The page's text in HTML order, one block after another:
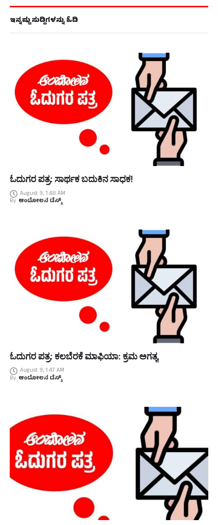
ಇನ್ನಷ್ಟು ಸುದ್ದಿಗಳನ್ನು ಓದಿ
ಓದುಗರ ಪತ್ರ: ಸಾರ್ಥಕ ಬದುಕಿನ ಸಾಧಕ!
August 9, 1:48 AM
By ಆಂದೋಲನ ಡೆಸ್ಕ್
ಓದುಗರ ಪತ್ರ: ಕಲಬೆರಕೆ ಮಾಫಿಯಾ: ಕ್ರಮ ಅಗತ್ಯ
August 9, 1:47 AM
By ಆಂದೋಲನ ಡೆಸ್ಕ್